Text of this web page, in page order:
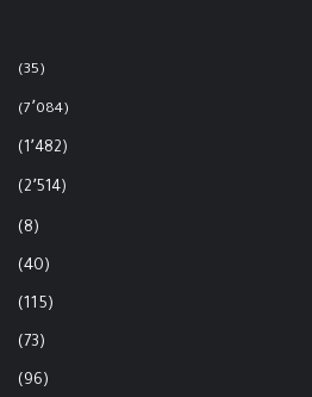
(35)
(7٬084)
(1٬482)
(2٬514)
(8)
(40)
(115)
(73)
(96)